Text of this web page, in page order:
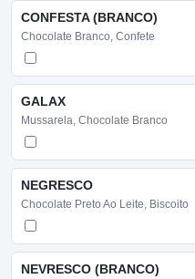
CONFESTA (BRANCO)
Chocolate Branco, Confete
GALAX
Mussarela, Chocolate Branco
NEGRESCO
Chocolate Preto Ao Leite, Biscoito
NEVRESCO (BRANCO)